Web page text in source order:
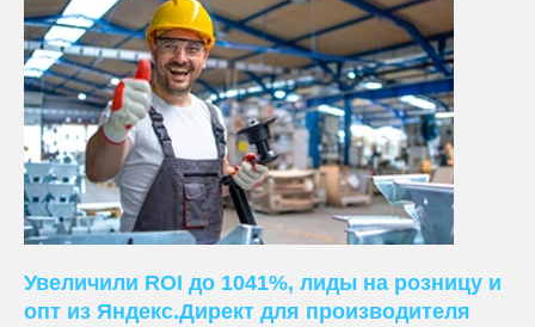
Увеличили ROI до 1041%, лиды на розницу и
опт из Яндекс.Директ для производителя